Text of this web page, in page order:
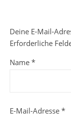
Deine E-Mail-
Erforderliche
Name *
E-Mail-Adresse *